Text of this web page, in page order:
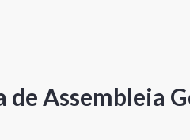
Assembleia